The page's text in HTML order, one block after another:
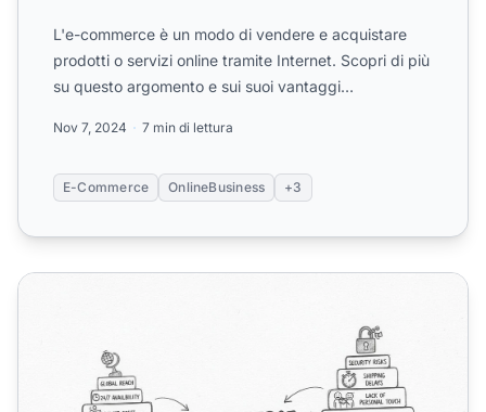
L'e-commerce è un modo di vendere e acquistare
prodotti o servizi online tramite Internet. Scopri di più
su questo argomento e sui suoi vantaggi
Nov 7, 2024 7 min di lettura
E-Commerce OnlineBusiness +3
Quali sono i vantaggi e gli svantaggi dell'e-commerce?